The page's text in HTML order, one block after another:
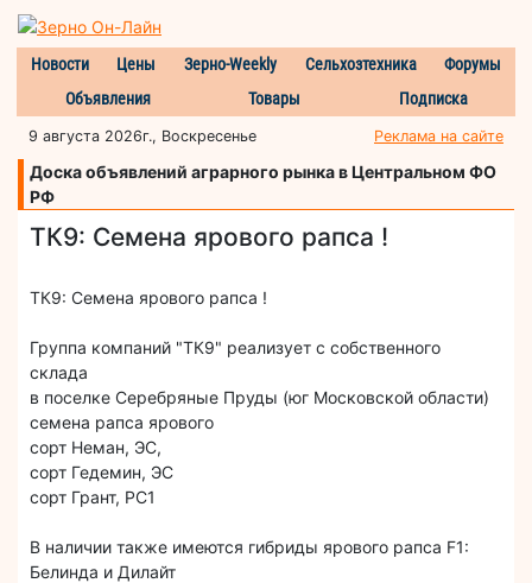
Новости Цены Зерно-Weekly Сельхозтехника
Форумы
Объявления
Товары Подписка
9 августа 2026г., Воскресенье Реклама на сайте
Доска объявлений аграрного рынка в Центральном ФО
РФ
ТК9: Семена ярового рапса !
ТК9: Семена ярового рапса !
Группа компаний "ТК9" реализует с собственного
склада
в поселке Серебряные Пруды (юг Московской области)
семена рапса ярового
сорт Неман, ЭС,
сорт Гедемин, ЭС
сорт Грант, РС1
В наличии также имеются гибриды ярового рапса F1:
Белинда и Дилайт